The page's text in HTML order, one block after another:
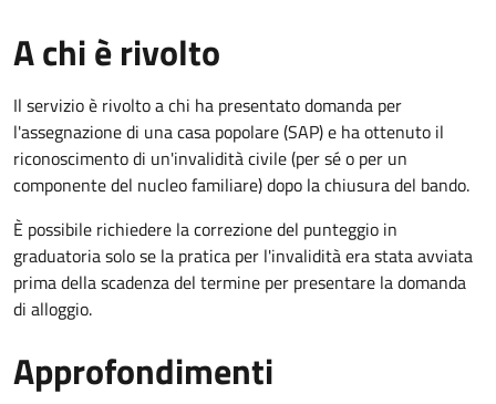
A chi è rivolto
Il servizio è rivolto a chi ha presentato domanda per
l'assegnazione di una casa popolare (SAP) e ha ottenuto il
riconoscimento di un'invalidità civile (per sé o per un
componente del nucleo familiare) dopo la chiusura del bando.
È possibile richiedere la correzione del punteggio in
graduatoria solo se la pratica per l'invalidità era stata avviata
prima della scadenza del termine per presentare la domanda
di alloggio.
Approfondimenti